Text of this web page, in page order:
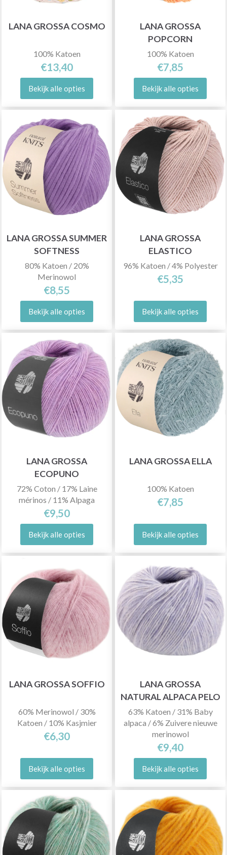
LANA GROSSA COSMO
100% Katoen
€13,40
Bekijk alle opties
LANA GROSSA
POPCORN
100% Katoen
€7,85
Bekijk alle opties
LANA GROSSA SUMMER
SOFTNESS
80% Katoen / 20%
Merinowol
€8,55
Bekijk alle opties
LANA GROSSA
ELASTICO
96% Katoen / 4% Polyester
€5,35
Bekijk alle opties
LANA GROSSA
ECOPUNO
72% Coton / 17% Laine
mérinos / 11% Alpaga
€9,50
Bekijk alle opties
LANA GROSSA ELLA
100% Katoen
€7,85
Bekijk alle opties
LANA GROSSA SOFFIO
60% Merinowol / 30%
Katoen / 10% Kasjmier
€6,30
Bekijk alle opties
LANA GROSSA
NATURAL ALPACA PELO
63% Katoen / 31% Baby
alpaca / 6% Zuivere nieuwe
merinowol
€9,40
Bekijk alle opties